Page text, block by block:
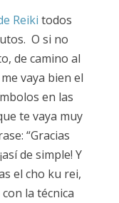
Reiki todos
O si no
de camino al
vaya bien el
en las
te vaya muy
“Gracias
de simple! Y
el cho ku rei,
la técnica